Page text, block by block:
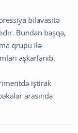
bilavasitə
Bundan başqa,
qrupu ilə
aşkarlanıb.
iştirak
arasında